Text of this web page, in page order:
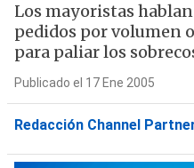
Los mayoristas
pedidos por volumen
para paliar los
Publicado el 17 Ene 2005
Redacción Channel